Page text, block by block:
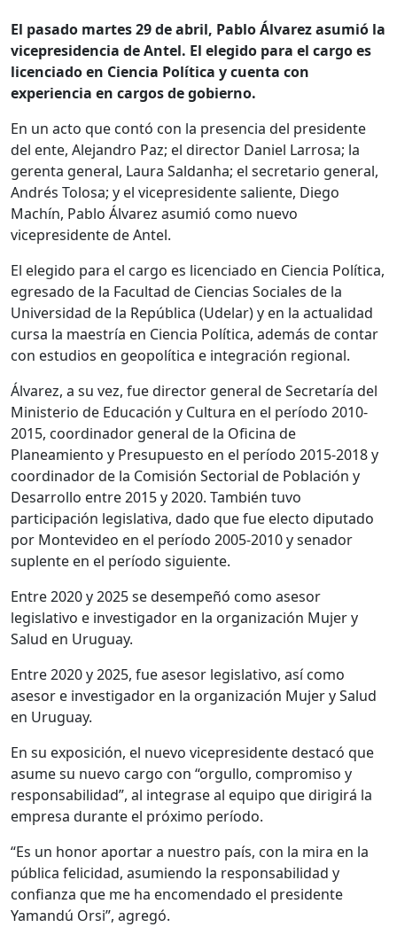
El pasado martes 29 de abril, Pablo Álvarez asumió la
vicepresidencia de Antel. El elegido para el cargo es
licenciado en Ciencia Política y cuenta con
experiencia en cargos de gobierno.
En un acto que contó con la presencia del presidente
del ente, Alejandro Paz; el director Daniel Larrosa; la
gerenta general, Laura Saldanha; el secretario general,
Andrés Tolosa; y el vicepresidente saliente, Diego
Machín, Pablo Álvarez asumió como nuevo
vicepresidente de Antel.
El elegido para el cargo es licenciado en Ciencia Política,
egresado de la Facultad de Ciencias Sociales de la
Universidad de la República (Udelar) y en la actualidad
cursa la maestría en Ciencia Política, además de contar
con estudios en geopolítica e integración regional.
Álvarez, a su vez, fue director general de Secretaría del
Ministerio de Educación y Cultura en el período 2010-
2015, coordinador general de la Oficina de
Planeamiento y Presupuesto en el período 2015-2018 y
coordinador de la Comisión Sectorial de Población y
Desarrollo entre 2015 y 2020. También tuvo
participación legislativa, dado que fue electo diputado
por Montevideo en el período 2005-2010 y senador
suplente en el período siguiente.
Entre 2020 y 2025 se desempeñó como asesor
legislativo e investigador en la organización Mujer y
Salud en Uruguay.
Entre 2020 y 2025, fue asesor legislativo, así como
asesor e investigador en la organización Mujer y Salud
en Uruguay.
En su exposición, el nuevo vicepresidente destacó que
asume su nuevo cargo con “orgullo, compromiso y
responsabilidad”, al integrase al equipo que dirigirá la
empresa durante el próximo período.
“Es un honor aportar a nuestro país, con la mira en la
pública felicidad, asumiendo la responsabilidad y
confianza que me ha encomendado el presidente
Yamandú Orsi”, agregó.